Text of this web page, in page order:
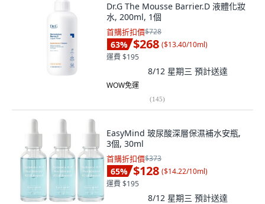
Dr.G The Mousse Barrier.D 液體化妝
水, 200ml, 1個
首購折扣價$728
63% $268 ($13.40/10ml)
運費 $195
8/12 星期三 預計送達
WOW免運
(145)
EasyMind 玻尿酸深層保濕補水安瓶,
3個, 30ml
首購折扣價$373
65% $128 ($14.22/10ml)
運費 $195
8/12 星期三 預計送達